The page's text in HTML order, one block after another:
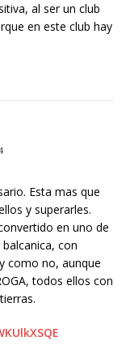
al ser un club
en este club hay
Esta mas que
y superarles.
en uno de
con
y como no, aunque
todos ellos con